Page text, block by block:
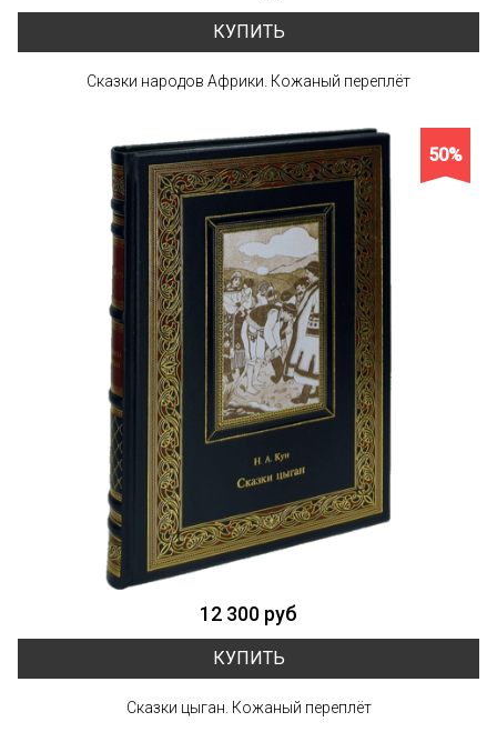
КУПИТЬ
Сказки народов Африки. Кожаный переплёт
50%
12 300 руб
КУПИТЬ
Сказки цыган. Кожаный переплёт